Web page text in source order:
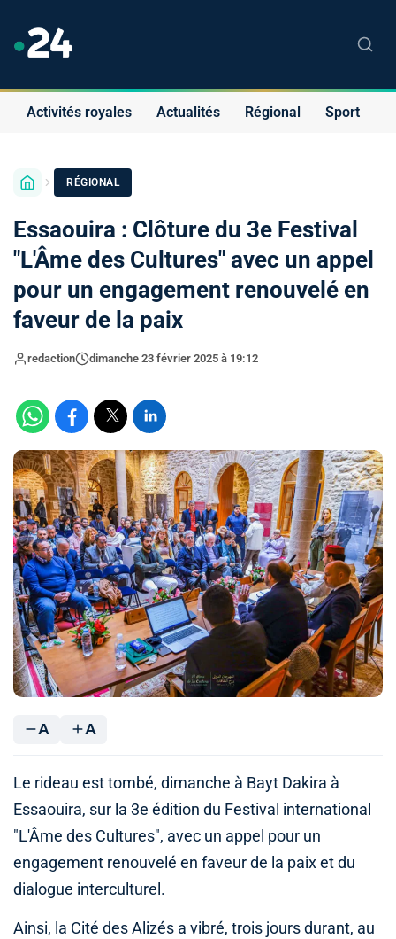
Activités royales Actualités Régional Sport
RÉGIONAL
Essaouira : Clôture du 3e Festival
"L'Âme des Cultures" avec un appel
pour un engagement renouvelé en
faveur de la paix
redaction dimanche 23 février 2025 à 19:12
A A
Le rideau est tombé, dimanche à Bayt Dakira à
Essaouira, sur la 3e édition du Festival international
"L'Âme des Cultures", avec un appel pour un
engagement renouvelé en faveur de la paix et du
dialogue interculturel.
Ainsi, la Cité des Alizés a vibré, trois jours durant, au